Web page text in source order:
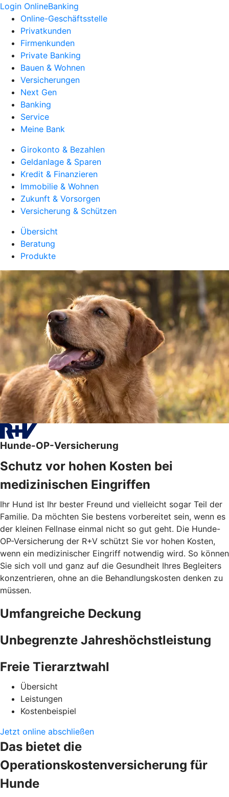
Login OnlineBanking
Online-Geschäftsstelle
Privatkunden
Firmenkunden
Private Banking
Bauen & Wohnen
Versicherungen
Next Gen
Banking
Service
Meine Bank
Girokonto & Bezahlen
Geldanlage & Sparen
Kredit & Finanzieren
Immobilie & Wohnen
Zukunft & Vorsorgen
Versicherung & Schützen
Übersicht
Beratung
Produkte
Hunde-OP-Versicherung
Schutz vor hohen Kosten bei
medizinischen Eingriffen
Ihr Hund ist Ihr bester Freund und vielleicht sogar Teil der
Familie. Da möchten Sie bestens vorbereitet sein, wenn es
der kleinen Fellnase einmal nicht so gut geht. Die Hunde-
OP-Versicherung der R+V schützt Sie vor hohen Kosten,
wenn ein medizinischer Eingriff notwendig wird. So können
Sie sich voll und ganz auf die Gesundheit Ihres Begleiters
konzentrieren, ohne an die Behandlungskosten denken zu
müssen.
Umfangreiche Deckung
Unbegrenzte Jahreshöchstleistung
Freie Tierarztwahl
Übersicht
Leistungen
Kostenbeispiel
Jetzt online abschließen
Das bietet die
Operationskostenversicherung für
Hunde